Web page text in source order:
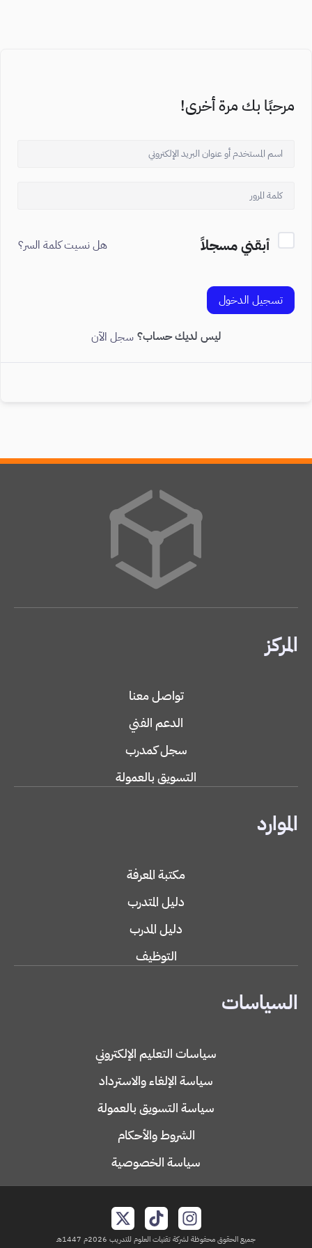
مرحبًا بك مرة أخرى!
أبقني مسجلاً هل نسيت كلمة السر؟
تسجيل الدخول
ليس لديك حساب؟ سجل الآن
المركز
تواصل معنا
الدعم الفني
سجل كمدرب
التسويق بالعمولة
الموارد
مكتبة المعرفة
دليل المتدرب
دليل المدرب
التوظيف
السياسات
سياسات التعليم الإلكتروني
سياسة الإلغاء والاسترداد
سياسة التسويق بالعمولة
الشروط والأحكام
سياسة الخصوصية
جميع الحقوق محفوظة لشركة تقنيات العلوم للتدريب 2026م 1447هـ